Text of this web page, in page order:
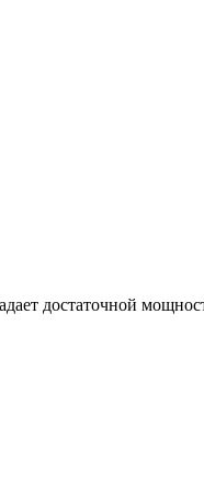
достаточной